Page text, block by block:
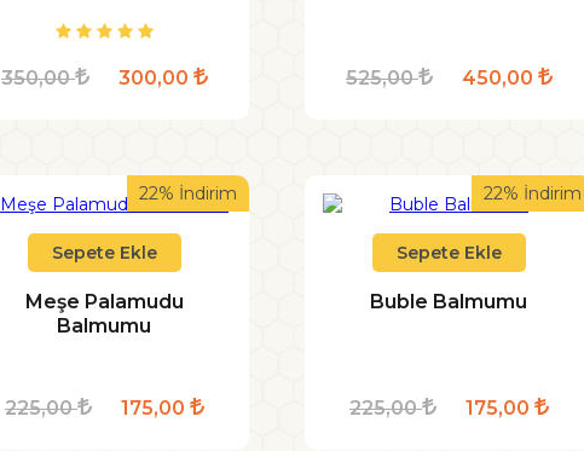
350,00 300,00 525,00 450,00
22% İndirim
Sepete Ekle
Meşe Palamudu
Balmumu
225,00 175,00
22% İndirim
Sepete Ekle
Buble Balmumu
225,00 175,00